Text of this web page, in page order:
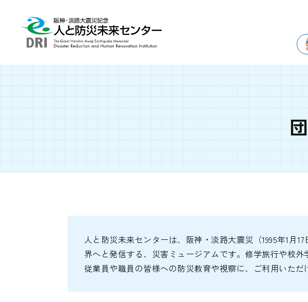
人と防災未来センターは、阪神・淡路大震災（1995年1月
界へと発信する、災害ミュージアムです。修学旅行や校
従業員や職員の皆様への防災教育や視察に、ご利用いただ